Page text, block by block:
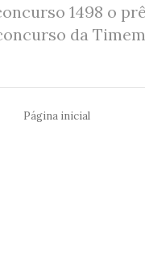
1498 o
da
Página inicial